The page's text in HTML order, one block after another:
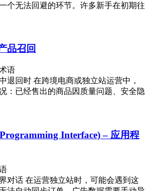
个无法回避的环节。许多新手在初期往
品召回
语
退回时 在跨境电商或独立站运营中，
：已经售出的商品因质量问题、安全隐
Interface) – 应用程
对话 在运营独立站时，可能会遇到这